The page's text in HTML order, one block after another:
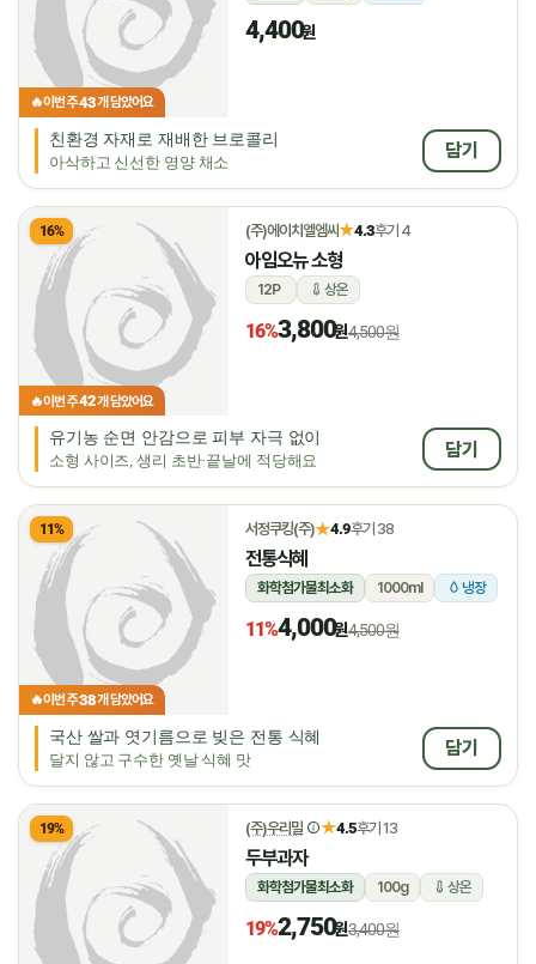
🔥이번 주43개 담았어요
4,400원
친환경 자재로 재배한 브로콜리
아삭하고 신선한 영양 채소
담기
16%
🔥이번 주42개 담았어요
(주)에이치엘엠씨★4.3후기 4
아임오뉴 소형
12P 상온
16%3,800원4,500원
유기농 순면 안감으로 피부 자극 없이
소형 사이즈, 생리 초반·끝날에 적당해요
담기
11%
🔥이번 주38개 담았어요
서정쿠킹(주)★4.9후기 38
전통식혜
화학첨가물최소화 1000ml 냉장
11%4,000원4,500원
국산 쌀과 엿기름으로 빚은 전통 식혜
달지 않고 구수한 옛날 식혜 맛
담기
19% (주)우리밀 ★4.5후기 13
두부과자
화학첨가물최소화 100g 상온
19%2,750원3,400원